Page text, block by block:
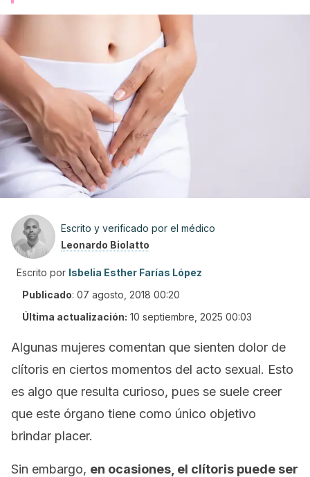
Escrito y verificado por el médico
Leonardo Biolatto
Escrito por Isbelia Esther Farías López
Publicado: 07 agosto, 2018 00:20
Última actualización: 10 septiembre, 2025 00:03
Algunas mujeres comentan que sienten dolor de
clítoris en ciertos momentos del acto sexual. Esto
es algo que resulta curioso, pues se suele creer
que este órgano tiene como único objetivo
brindar placer.
Sin embargo, en ocasiones, el clítoris puede ser